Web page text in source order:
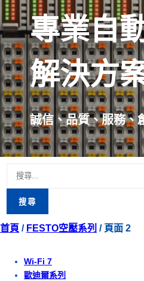
專業自
解決方
誠信、品質、服務、
搜
尋
鍵
首頁 / FESTO空壓系列 / 頁面 2
Wi-Fi 7
歐迪爾系列